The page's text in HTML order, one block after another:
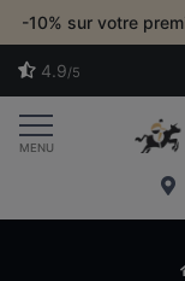
-10% sur votre
4.9/5
Toggle
MENU